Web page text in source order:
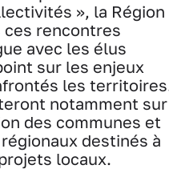
», la Région
ces rencontres
avec les élus
sur les enjeux
les
notamment sur
des communes et
destinés à
locaux.